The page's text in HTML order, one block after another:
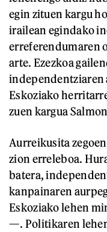
egin zituen kargu
irailean egindako
erreferendumaren
arte. Ezezkoa
independentziaren
Eskoziako
zuen kargua
Aurreikusita
zion erreleboa.
batera,
kanpainaren
Eskoziako lehen
—. Politikaren